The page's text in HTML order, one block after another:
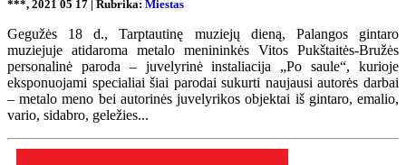
***, 2021 05 17 | Rubrika: Miestas
Gegužės 18 d., Tarptautinę muziejų dieną, Palangos gintaro
muziejuje atidaroma metalo menininkės Vitos Pukštaitės-Bružės
personalinė paroda – juvelyrinė instaliacija „Po saule“, kurioje
eksponuojami specialiai šiai parodai sukurti naujausi autorės darbai
– metalo meno bei autorinės juvelyrikos objektai iš gintaro, emalio,
vario, sidabro, geležies...